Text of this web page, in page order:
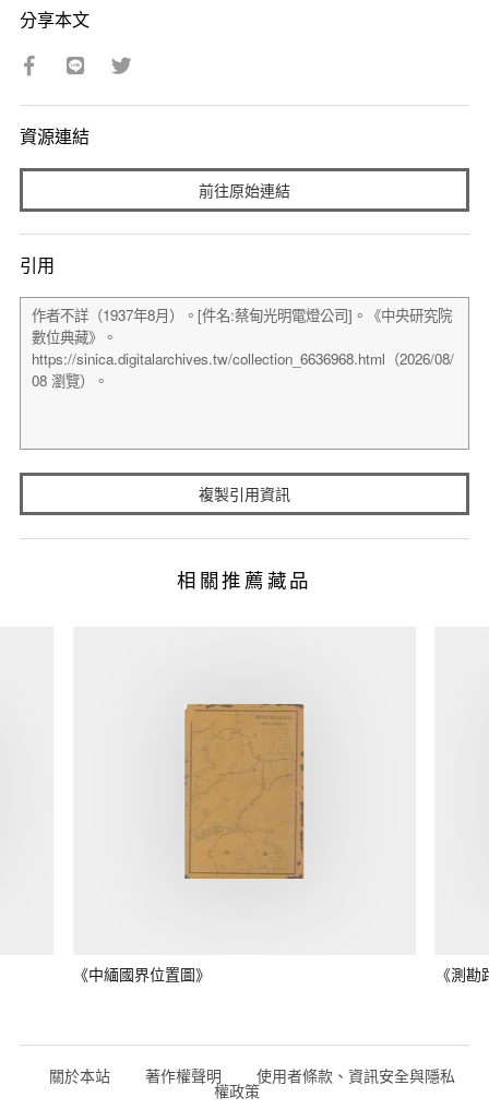
分享本文
資源連結
前往原始連結
引用
複製引用資訊
相關推薦藏品
《中緬國界位置圖》 《測
關於本站 著作權聲明 使用者條款、資訊安全與隱私
權政策